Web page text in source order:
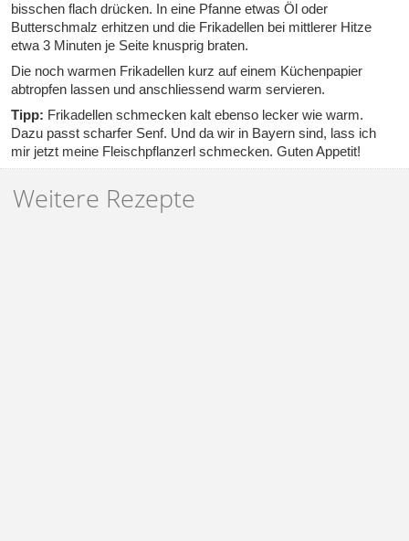
bisschen flach drücken. In eine Pfanne etwas Öl oder
Butterschmalz erhitzen und die Frikadellen bei mittlerer Hitze
etwa 3 Minuten je Seite knusprig braten.
Die noch warmen Frikadellen kurz auf einem Küchenpapier
abtropfen lassen und anschliessend warm servieren.
Tipp: Frikadellen schmecken kalt ebenso lecker wie warm.
Dazu passt scharfer Senf. Und da wir in Bayern sind, lass ich
mir jetzt meine Fleischpflanzerl schmecken. Guten Appetit!
Weitere Rezepte